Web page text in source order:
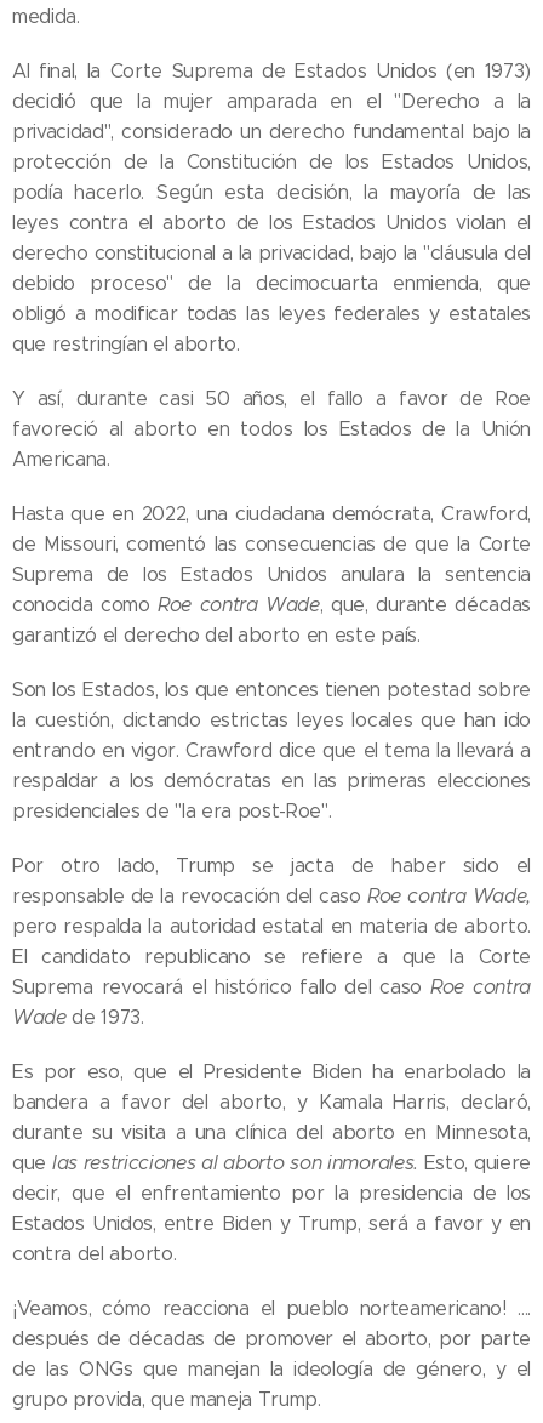
medida.
Al final, la Corte Suprema de Estados Unidos (en 1973)
decidió que la mujer amparada en el "Derecho a la
privacidad", considerado un derecho fundamental bajo la
protección de la Constitución de los Estados Unidos,
podía hacerlo. Según esta decisión, la mayoría de las
leyes contra el aborto de los Estados Unidos violan el
derecho constitucional a la privacidad, bajo la "cláusula del
debido proceso" de la decimocuarta enmienda, que
obligó a modificar todas las leyes federales y estatales
que restringían el aborto.
Y así, durante casi 50 años, el fallo a favor de Roe
favoreció al aborto en todos los Estados de la Unión
Americana.
Hasta que en 2022, una ciudadana demócrata, Crawford,
de Missouri, comentó las consecuencias de que la Corte
Suprema de los Estados Unidos anulara la sentencia
conocida comoRoe contra Wade, que, durante décadas
garantizó el derecho del aborto en este país.
Son los Estados, los que entonces tienen potestad sobre
la cuestión, dictando estrictas leyes locales que han ido
entrando en vigor. Crawford dice que el tema la llevará a
respaldar a los demócratas en las primeras elecciones
presidenciales de "la era post-Roe".
Por otro lado, Trump se jacta de haber sido el
responsable de la revocación del casoRoe contra Wade,
pero respalda la autoridad estatal en materia de aborto.
El candidato republicano se refiere a que la Corte
Suprema revocará el histórico fallo del caso Roe contra
Wadede 1973.
Es por eso, que el Presidente Biden ha enarbolado la
bandera a favor del aborto, y Kamala Harris, declaró,
durante su visita a una clínica del aborto en Minnesota,
que las restricciones al aborto son inmorales. Esto, quiere
decir, que el enfrentamiento por la presidencia de los
Estados Unidos, entre Biden y Trump, será a favor y en
contra del aborto.
¡Veamos, cómo reacciona el pueblo norteamericano! ….
después de décadas de promover el aborto, por parte
de las ONGs que manejan la ideología de género, y el
grupo provida, que maneja Trump.